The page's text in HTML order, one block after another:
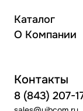
Каталог
О Компании
Контакты
8 (843) 207-